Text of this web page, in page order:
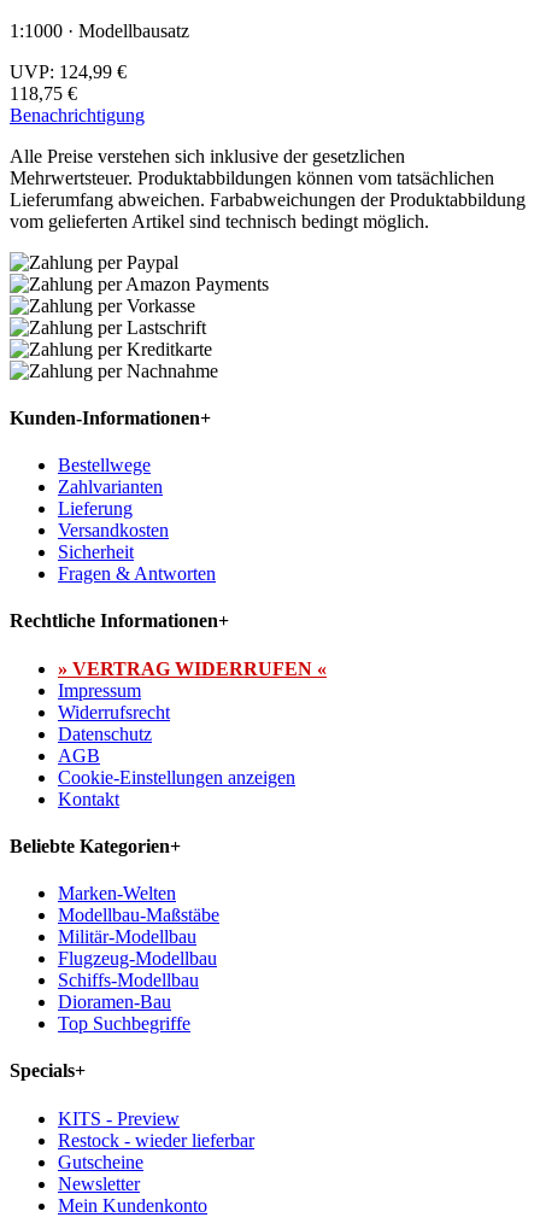
1:1000 · Modellbausatz
UVP: 124,99 €
118,75 €
Benachrichtigung
Alle Preise verstehen sich inklusive der gesetzlichen
Mehrwertsteuer. Produktabbildungen können vom tatsächlichen
Lieferumfang abweichen. Farbabweichungen der Produktabbildung
vom gelieferten Artikel sind technisch bedingt möglich.
Kunden-Informationen+
Bestellwege
Zahlvarianten
Lieferung
Versandkosten
Sicherheit
Fragen & Antworten
Rechtliche Informationen+
» VERTRAG WIDERRUFEN «
Impressum
Widerrufsrecht
Datenschutz
AGB
Cookie-Einstellungen anzeigen
Kontakt
Beliebte Kategorien+
Marken-Welten
Modellbau-Maßstäbe
Militär-Modellbau
Flugzeug-Modellbau
Schiffs-Modellbau
Dioramen-Bau
Top Suchbegriffe
Specials+
KITS - Preview
Restock - wieder lieferbar
Gutscheine
Newsletter
Mein Kundenkonto